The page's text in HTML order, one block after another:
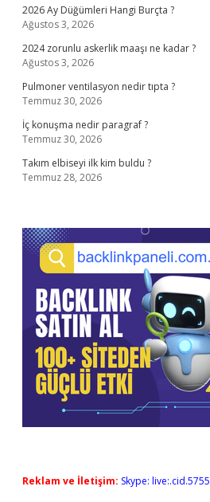
2026 Ay Düğümleri Hangi Burçta ?
Ağustos 3, 2026
2024 zorunlu askerlik maaşı ne kadar ?
Ağustos 3, 2026
Pulmoner ventilasyon nedir tıpta ?
Temmuz 30, 2026
İç konuşma nedir paragraf ?
Temmuz 30, 2026
Takım elbiseyi ilk kim buldu ?
Temmuz 28, 2026
Reklam ve İletişim: Skype: